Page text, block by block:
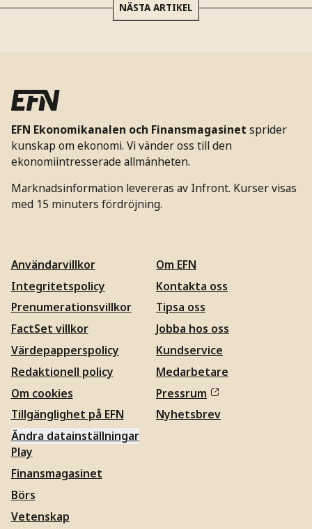
NÄSTA ARTIKEL
EFN Ekonomikanalen och Finansmagasinet sprider
kunskap om ekonomi. Vi vänder oss till den
ekonomiintresserade allmänheten.
Marknadsinformation levereras av Infront. Kurser visas
med 15 minuters fördröjning.
Användarvillkor
Integritetspolicy
Prenumerationsvillkor
FactSet villkor
Värdepapperspolicy
Redaktionell policy
Om cookies
Tillgänglighet på EFN
Ändra datainställningar
Om EFN
Kontakta oss
Tipsa oss
Jobba hos oss
Kundservice
Medarbetare
Pressrum
Nyhetsbrev
Play
Finansmagasinet
Börs
Vetenskap